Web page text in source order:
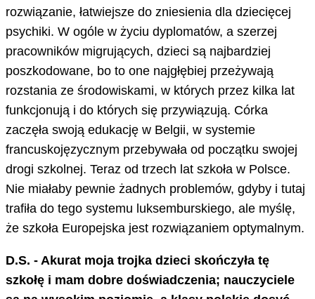
rozwiązanie, łatwiejsze do zniesienia dla dziecięcej
psychiki. W ogóle w życiu dyplomatów, a szerzej
pracowników migrujących, dzieci są najbardziej
poszkodowane, bo to one najgłębiej przeżywają
rozstania ze środowiskami, w których przez kilka lat
funkcjonują i do których się przywiązują. Córka
zaczęła swoją edukację w Belgii, w systemie
francuskojęzycznym przebywała od początku swojej
drogi szkolnej. Teraz od trzech lat szkoła w Polsce.
Nie miałaby pewnie żadnych problemów, gdyby i tutaj
trafiła do tego systemu luksemburskiego, ale myślę,
że szkoła Europejska jest rozwiązaniem optymalnym.
D.S. - Akurat moja trojka dzieci skończyła tę
szkołę i mam dobre doświadczenia; nauczyciele